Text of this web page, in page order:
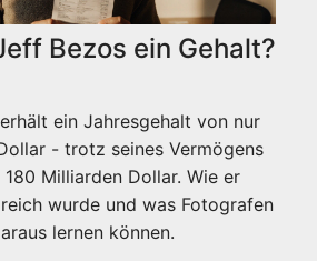
Bezos ein Gehalt?
ein Jahresgehalt von nur
- trotz seines Vermögens
Milliarden Dollar. Wie er
wurde und was Fotografen
lernen können.